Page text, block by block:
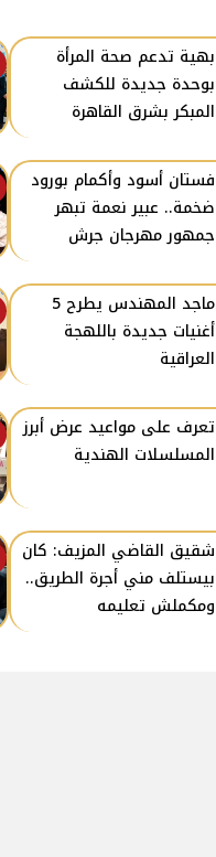
بهية تدعم صحة المرأة
بوحدة جديدة للكشف
المبكر بشرق القاهرة
فستان أسود وأكمام بورود
ضخمة.. عبير نعمة تبهر
جمهور مهرجان جرش
ماجد المهندس يطرح 5
أغنيات جديدة باللهجة
العراقية
تعرف على مواعيد عرض أبرز
المسلسلات الهندية
شقيق القاضي المزيف: كان
بيستلف مني أجرة الطريق..
ومكملش تعليمه